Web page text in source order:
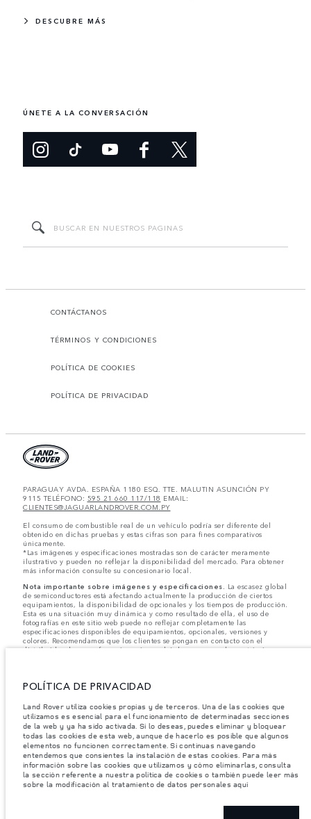
DESCUBRE MÁS
ÚNETE A LA CONVERSACIÓN
CONTÁCTANOS
TÉRMINOS Y CONDICIONES
POLÍTICA DE COOKIES
POLÍTICA DE PRIVACIDAD
PARAGUAY AVDA. ESPAÑA 1180 ESQ. TTE. MALUTIN ASUNCIÓN PY
9115 TELÉFONO: 595 21 660 117/118 EMAIL:
CLIENTES@JAGUARLANDROVER.COM.PY
El consumo de combustible real de un vehículo podría ser diferente del
obtenido en dichas pruebas y estas cifras son para fines comparativos
únicamente.
*Las imágenes y especificaciones mostradas son de carácter meramente
ilustrativo y pueden no reflejar la disponibilidad del mercado. Para obtener
más información consulte su concesionario local.
Nota importante sobre imágenes y especificaciones.
La escasez global
de semiconductores está afectando actualmente la producción de ciertos
equipamientos, la disponibilidad de opcionales y los tiempos de producción.
Esta es una situación muy dinámica y como resultado de ella, el uso de
fotografías en este sitio web puede no reflejar completamente las
especificaciones disponibles de equipamientos, opcionales, versiones y
colores. Recomendamos que los clientes se pongan en contacto con el
distribuidor de su preferencia, quien podrá dar a conocer las restricciones
Jaguar Land Rover Limited busca constantemente nuevas formas de mejorar
accesorios, por lo que se producen modificaciones de forma continua y sin
previo aviso. Según el modelo, algunas funciones serán opcionales o
vendrán incluidas de serie. La información, las especificaciones, los motores
y los colores que aparecen en esta página web se basan en las
especificaciones europeas. Estos pueden variar en función del mercado y
pueden ser modificados sin previo aviso. Algunos vehículos se muestran con
equipamiento opcional y accesorios originales que pueden no estar
disponibles en todos los mercados. Ponte en contacto con tu concesionario
local para consultar disponibilidad y precios.
POLÍTICA DE PRIVACIDAD
Land Rover utiliza cookies propias y de terceros. Una de las cookies que
utilizamos es esencial para el funcionamiento de determinadas secciones
de la web y ya ha sido activada. Si lo deseas, puedes eliminar y bloquear
todas las cookies de esta web, aunque de hacerlo es posible que algunos
elementos no funcionen correctamente. Si continuas navegando
entendemos que consientes la instalación de estas cookies. Para más
información sobre las cookies que utilizamos y cómo eliminarlas, consulta
la sección referente a nuestra política de cookies o también puede leer más
sobre la modificación al tratamiento de datos personales aquí